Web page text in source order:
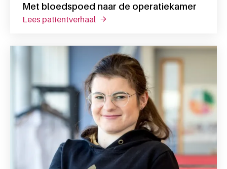
Met bloedspoed naar de operatiekamer
lees patiëntverhaal over met bloedspoed naar de